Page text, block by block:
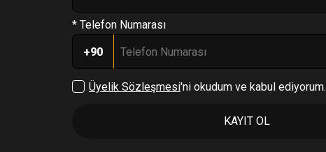
* Telefon Numarası
+90
Üyelik Sözleşmesi'ni okudum ve kabul ediyorum.
KAYIT OL